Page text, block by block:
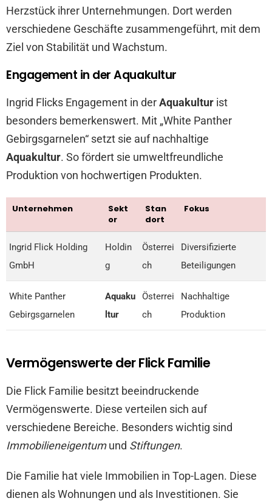
Herzstück ihrer Unternehmungen. Dort werden
verschiedene Geschäfte zusammengeführt, mit dem
Ziel von Stabilität und Wachstum.
Engagement in der Aquakultur
Ingrid Flicks Engagement in derAquakultur ist
besonders bemerkenswert. Mit „White Panther
Gebirgsgarnelen“ setzt sie auf nachhaltige
Aquakultur. So fördert sie umweltfreundliche
Produktion von hochwertigen Produkten.
Unternehmen
Sekt
or
Stan
dort
Fokus
Ingrid Flick Holding
GmbH
Holdin
g
Österrei
ch
Diversifizierte
Beteiligungen
White Panther
Gebirgsgarnelen
Aquaku
ltur
Österrei
ch
Nachhaltige
Produktion
Vermögenswerte der Flick Familie
Die Flick Familie besitzt beeindruckende
Vermögenswerte. Diese verteilen sich auf
verschiedene Bereiche. Besonders wichtig sind
Immobilieneigentumund Stiftungen.
Die Familie hat viele Immobilien in Top-Lagen. Diese
dienen als Wohnungen und als Investitionen. Sie